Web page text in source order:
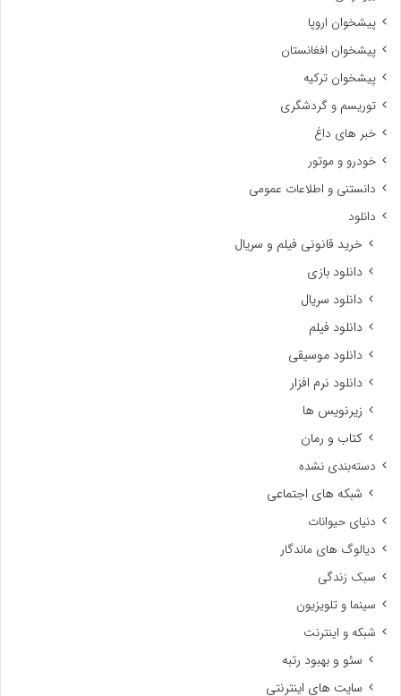
پیشخوان اروپا
پیشخوان افغانستان
پیشخوان ترکیه
توریسم و گردشگری
خبر های داغ
خودرو و موتور
دانستنی و اطلاعات عمومی
دانلود
خرید قانونی فیلم و سریال
دانلود بازی
دانلود سریال
دانلود فیلم
دانلود موسیقی
دانلود نرم افزار
زیرنویس ها
کتاب و رمان
دسته‌بندی نشده
شبکه های اجتماعی
دنیای حیوانات
دیالوگ های ماندگار
سبک زندگی
سینما و تلویزیون
شبکه و اینترنت
سئو و بهبود رتبه
سایت های اینترنتی